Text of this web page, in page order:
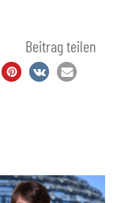
Beitrag teilen